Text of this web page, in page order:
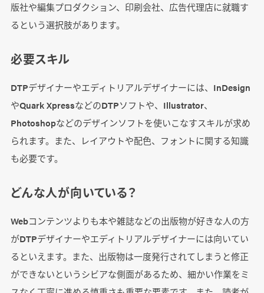
版社や編集プロダクション、印刷会社、広告代理店に就職す
るという選択肢があります。
必要スキル
DTPデザイナーやエディトリアルデザイナーには、InDesign
やQuark XpressなどのDTPソフトや、Illustrator、
Photoshopなどのデザインソフトを使いこなすスキルが求め
られます。また、レイアウトや配色、フォントに関する知識
も必要です。
どんな人が向いている？
Webコンテンツよりも本や雑誌などの出版物が好きな人の方
がDTPデザイナーやエディトリアルデザイナーには向いてい
るといえます。また、出版物は一度発行されてしまうと修正
ができないというシビアな側面があるため、細かい作業をミ